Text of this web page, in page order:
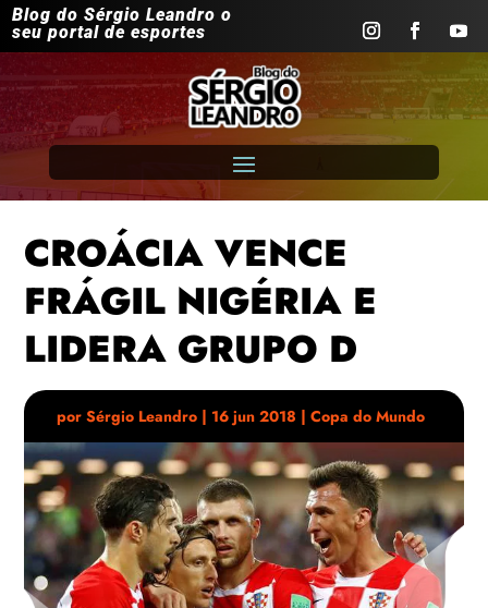
Blog do Sérgio Leandro o
seu portal de esportes
CROÁCIA VENCE
FRÁGIL NIGÉRIA E
LIDERA GRUPO D
porSérgio Leandro | 16 jun 2018 |Copa do Mundo